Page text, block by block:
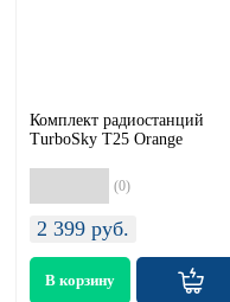
Комплект радиостанций
TurboSky T25 Orange
(0)
2 399 руб.